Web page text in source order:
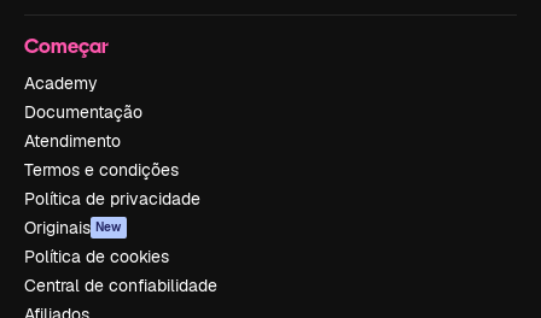
Começar
Academy
Documentação
Atendimento
Termos e condições
Política de privacidade
Originais New
Política de cookies
Central de confiabilidade